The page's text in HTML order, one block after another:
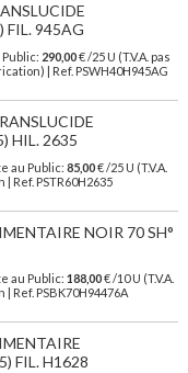
FIL. 945AG
Public: 290,00€/25 U (T.V.A. pas
| Ref. PSWH40H945AG
HIL. 2635
au Public: 85,00€ /25 U (T.V.A.
Ref. PSTR60H2635
NOIR 70 SH°
au Public: 188,00€ /10 U (T.V.A.
Ref. PSBK70H94476A
FIL. H1628